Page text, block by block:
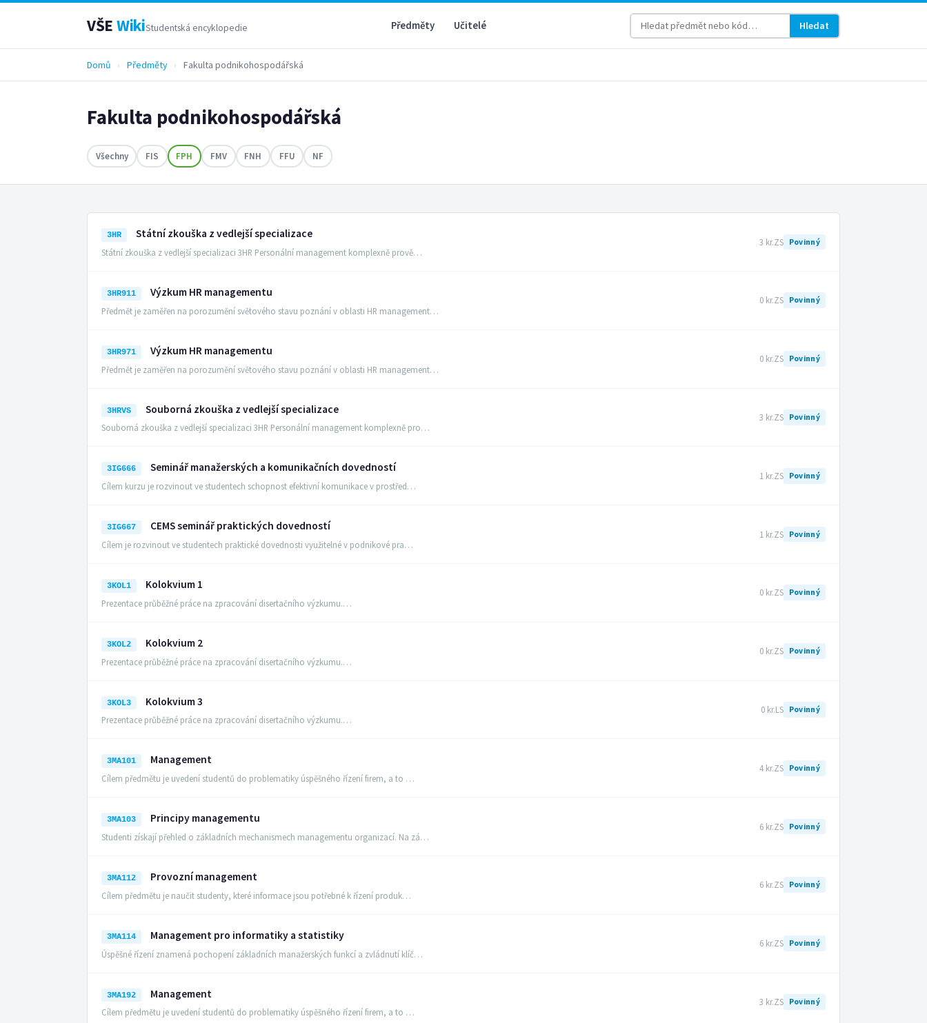
VŠE WikiStudentská encyklopedie Předměty Učitelé Hledat
Domů › Předměty › Fakulta podnikohospodářská
Fakulta podnikohospodářská
Všechny FIS FPH FMV FNH FFU NF
3HR Státní zkouška z vedlejší specializace
Státní zkouška z vedlejší specializaci 3HR Personální management komplexně prově…
3 kr.ZS Povinný
3HR911 Výzkum HR managementu
Předmět je zaměřen na porozumění světového stavu poznání v oblasti HR management…
0 kr.ZS Povinný
3HR971 Výzkum HR managementu
Předmět je zaměřen na porozumění světového stavu poznání v oblasti HR management…
0 kr.ZS Povinný
3HRVS Souborná zkouška z vedlejší specializace
Souborná zkouška z vedlejší specializaci 3HR Personální management komplexně pro…
3 kr.ZS Povinný
3IG666 Seminář manažerských a komunikačních dovedností
Cílem kurzu je rozvinout ve studentech schopnost efektivní komunikace v prostřed…
1 kr.ZS Povinný
3IG667 CEMS seminář praktických dovedností
Cílem je rozvinout ve studentech praktické dovednosti využitelné v podnikové pra…
1 kr.ZS Povinný
3KOL1 Kolokvium 1
Prezentace průběžné práce na zpracování disertačního výzkumu.…
0 kr.ZS Povinný
3KOL2 Kolokvium 2
Prezentace průběžné práce na zpracování disertačního výzkumu.…
0 kr.ZS Povinný
3KOL3 Kolokvium 3
Prezentace průběžné práce na zpracování disertačního výzkumu.…
0 kr.LS Povinný
3MA101 Management
Cílem předmětu je uvedení studentů do problematiky úspěšného řízení firem, a to …
4 kr.ZS Povinný
3MA103 Principy managementu
Studenti získají přehled o základních mechanismech managementu organizací. Na zá…
6 kr.ZS Povinný
3MA112 Provozní management
Cílem předmětu je naučit studenty, které informace jsou potřebné k řízení produk…
6 kr.ZS Povinný
3MA114 Management pro informatiky a statistiky
Úspěšné řízení znamená pochopení základních manažerských funkcí a zvládnutí klíč…
6 kr.ZS Povinný
3MA192 Management
Cílem předmětu je uvedení studentů do problematiky úspěšného řízení firem, a to …
3 kr.ZS Povinný